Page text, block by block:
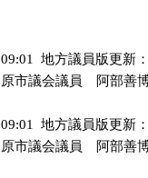
09:01
地方議員版更新
原市議会議員 阿部善
09:01
地方議員版更新
原市議会議員 阿部善